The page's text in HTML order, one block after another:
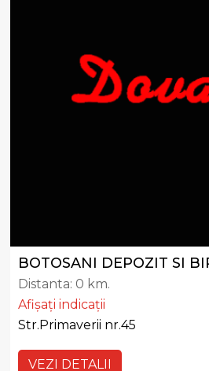
BOTOSANI DEPOZIT SI
Distanta: 0 km.
Afișați indicații
Str.Primaverii nr.45
VEZI DETALII